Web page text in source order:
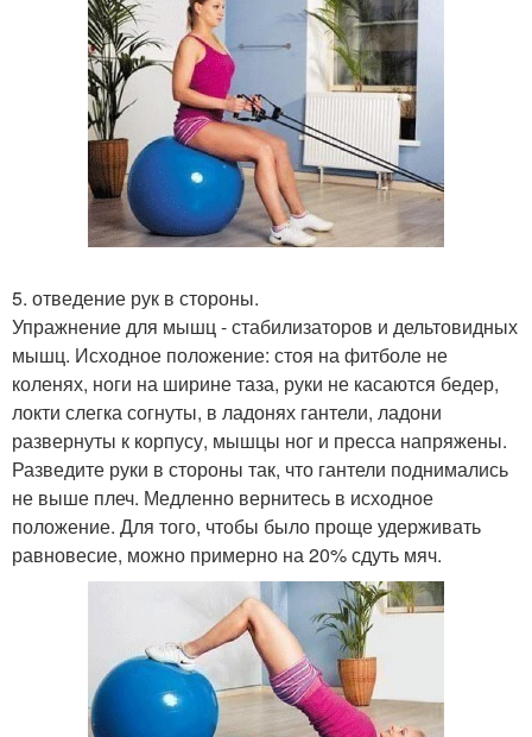
5. отведение рук в стороны.
Упражнение для мышц - стабилизаторов и дельтовидных
мышц. Исходное положение: стоя на фитболе не
коленях, ноги на ширине таза, руки не касаются бедер,
локти слегка согнуты, в ладонях гантели, ладони
развернуты к корпусу, мышцы ног и пресса напряжены.
Разведите руки в стороны так, что гантели поднимались
не выше плеч. Медленно вернитесь в исходное
положение. Для того, чтобы было проще удерживать
равновесие, можно примерно на 20% сдуть мяч.